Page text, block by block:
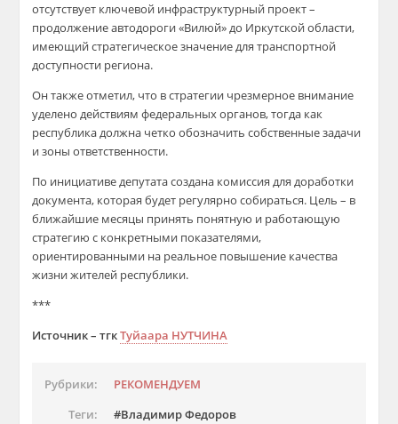
отсутствует ключевой инфраструктурный проект –
продолжение автодороги «Вилюй» до Иркутской области,
имеющий стратегическое значение для транспортной
доступности региона.
Он также отметил, что в стратегии чрезмерное внимание
уделено действиям федеральных органов, тогда как
республика должна четко обозначить собственные задачи
и зоны ответственности.
По инициативе депутата создана комиссия для доработки
документа, которая будет регулярно собираться. Цель – в
ближайшие месяцы принять понятную и работающую
стратегию с конкретными показателями,
ориентированными на реальное повышение качества
жизни жителей республики.
***
Источник – тгкТуйаара НУТЧИНА
Рубрики:
РЕКОМЕНДУЕМ
Теги:
Владимир Федоров